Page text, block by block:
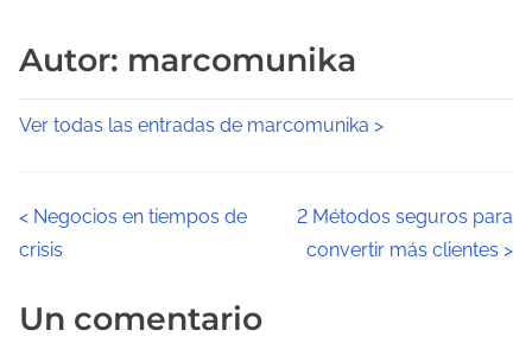
Autor: marcomunika
Ver todas las entradas de marcomunika >
N
a
v
< Negocios en tiempos de
crisis
2 Métodos seguros para
convertir más clientes >
Un comentario